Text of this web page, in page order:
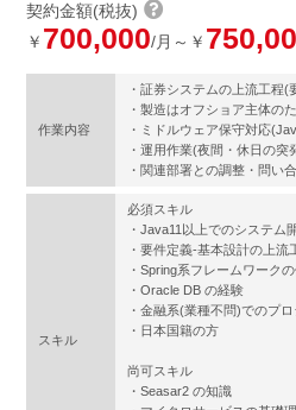
契約金額(税抜)
￥ 700,000/月～￥
作業内容
・証券システムの上流工程(
・製造はオフショア主体の
・ミドルウェア保守対応
・運用作業(夜間・休日の
・関連部署との調整・問い
スキル
必須スキル
・Java11以上でのシステム
・要件定義-基本設計の上流
・Spring系フレームワーク
・Oracle DB の経験
・金融系(業種不問)でのプ
・日本国籍の方
尚可スキル
・Seasar2 の知識